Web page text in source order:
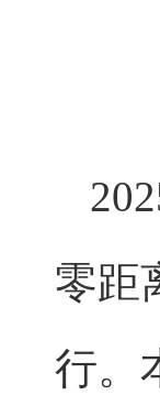
零距
行。